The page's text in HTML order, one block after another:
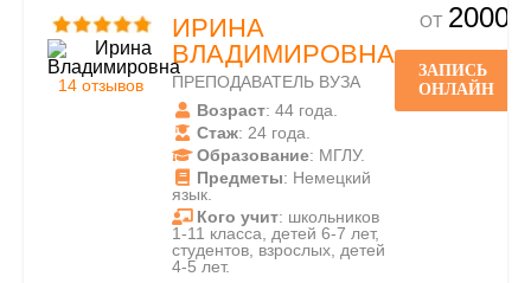
14 отзывов
ИРИНА
ВЛАДИМИРОВНА
ПРЕПОДАВАТЕЛЬ ВУЗА
Возраст: 44 года.
Стаж: 24 года.
Образование: МГЛУ.
Предметы: Немецкий
язык.
Кого учит: школьников
1-11 класса, детей 6-7 лет,
студентов, взрослых, детей
4-5 лет.
ОТ 2000
ЗАПИСЬ
ОНЛАЙН